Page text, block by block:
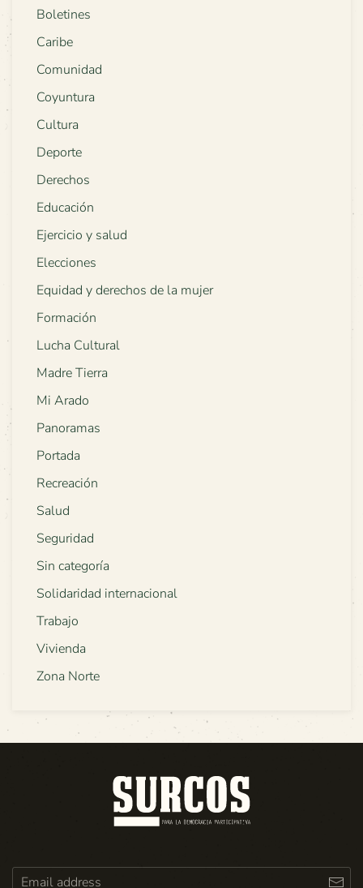
Boletines
Caribe
Comunidad
Coyuntura
Cultura
Deporte
Derechos
Educación
Ejercicio y salud
Elecciones
Equidad y derechos de la mujer
Formación
Lucha Cultural
Madre Tierra
Mi Arado
Panoramas
Portada
Recreación
Salud
Seguridad
Sin categoría
Solidaridad internacional
Trabajo
Vivienda
Zona Norte